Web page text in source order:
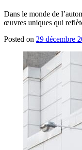
Dans le monde de
œuvres uniques qui
Posted on 29 décembre